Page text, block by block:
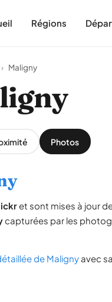
Régions
› Maligny
Photos
et sont mises à jour
capturées par les
de Maligny avec